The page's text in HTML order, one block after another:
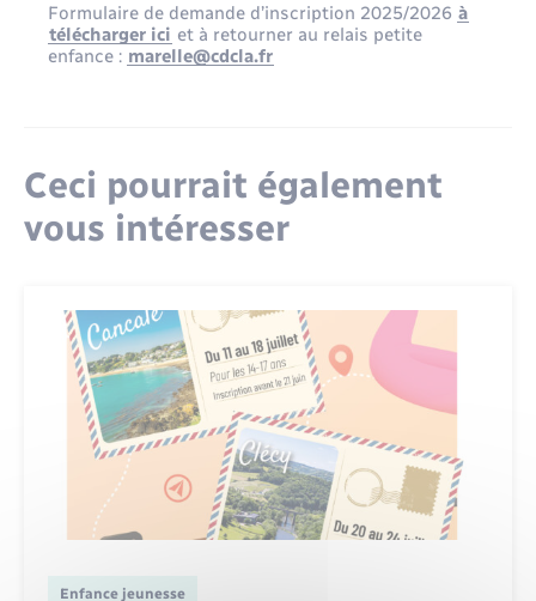
Formulaire de demande d’inscription 2025/2026 à
télécharger ici et à retourner au relais petite
enfance : marelle@cdcla.fr
Ceci pourrait également
vous intéresser
Enfance jeunesse